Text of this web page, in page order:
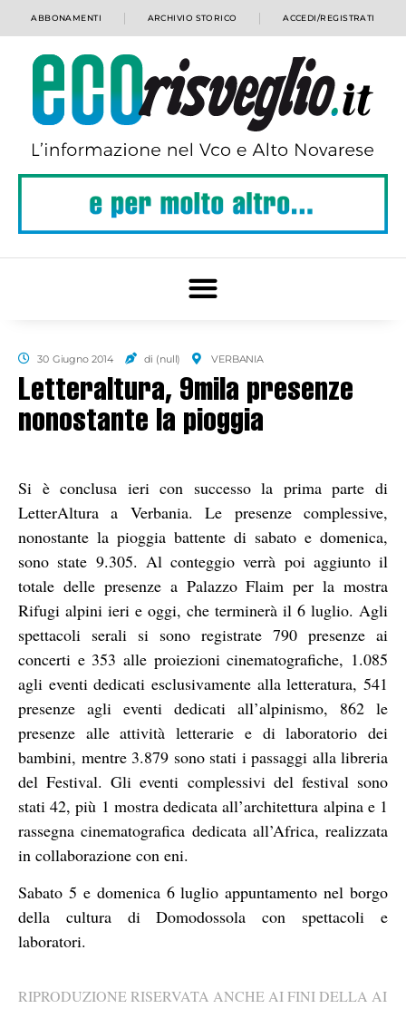
ABBONAMENTI ARCHIVIO STORICO ACCEDI/REGISTRATI
30 Giugno 2014 di (null) VERBANIA
Letteraltura, 9mila presenze
nonostante la pioggia
Si è conclusa ieri con successo la prima parte di
LetterAltura a Verbania. Le presenze complessive,
nonostante la pioggia battente di sabato e domenica,
sono state 9.305. Al conteggio verrà poi aggiunto il
totale delle presenze a Palazzo Flaim per la mostra
Rifugi alpini ieri e oggi, che terminerà il 6 luglio. Agli
spettacoli serali si sono registrate 790 presenze ai
concerti e 353 alle proiezioni cinematografiche, 1.085
agli eventi dedicati esclusivamente alla letteratura, 541
presenze agli eventi dedicati all’alpinismo, 862 le
presenze alle attività letterarie e di laboratorio dei
bambini, mentre 3.879 sono stati i passaggi alla libreria
del Festival. Gli eventi complessivi del festival sono
stati 42, più 1 mostra dedicata all’architettura alpina e 1
rassegna cinematografica dedicata all’Africa, realizzata
in collaborazione con eni.
Sabato 5 e domenica 6 luglio appuntamento nel borgo
della cultura di Domodossola con spettacoli e
laboratori.
RIPRODUZIONE RISERVATA ANCHE AI FINI DELLA AI